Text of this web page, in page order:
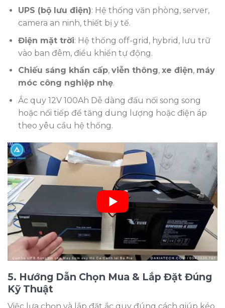
UPS (bộ lưu điện): Hệ thống văn phòng, server,
camera an ninh, thiết bị y tế.
Điện mặt trời: Hệ thống off-grid, hybrid, lưu trữ
vào ban đêm, điều khiển tự động.
Chiếu sáng khẩn cấp, viễn thông, xe điện, máy
móc công nghiệp nhẹ.
Ắc quy 12V 100Ah Dễ dàng đấu nối song song
hoặc nối tiếp để tăng dung lượng hoặc điện áp
theo yêu cầu hệ thống.
5. Hướng Dẫn Chọn Mua & Lắp Đặt Đúng
Kỹ Thuật